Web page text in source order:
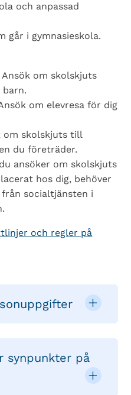
och anpassad
går i gymnasieskola.
Ansök om skolskjuts
om elevresa för dig
om skolskjuts till
du företräder.
ansöker om skolskjuts
hos dig, behöver
socialtjänsten i
och regler på
synpunkter på